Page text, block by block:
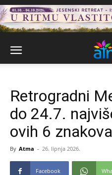
Retrogradni
do 24.7.
ovih 6
By Atma - 26. lipnja 2026.
Facebook